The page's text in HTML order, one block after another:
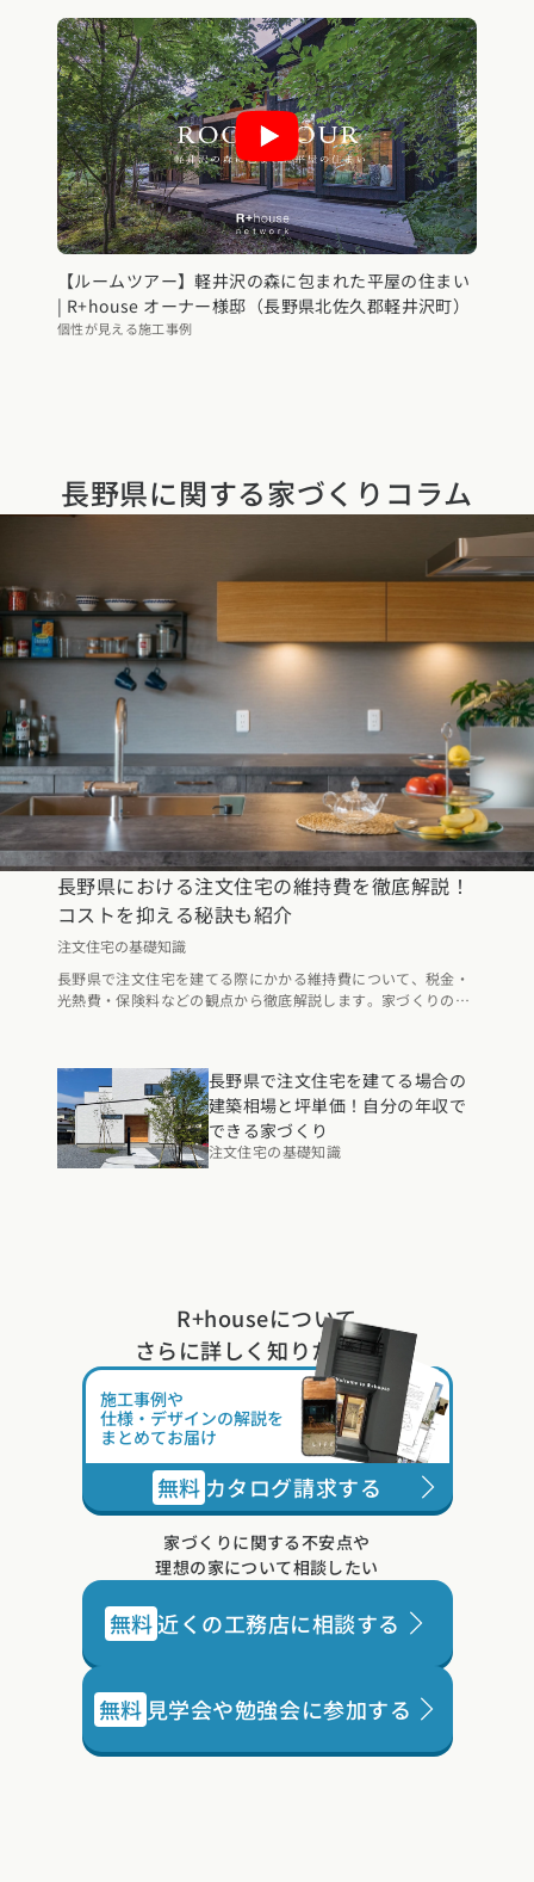
【ルームツアー】軽井沢の森に包まれた平屋の住まい
| R+house オーナー様邸（長野県北佐久郡軽井沢町）
個性が見える施工事例
長野県に関する家づくりコラム
長野県における注文住宅の維持費を徹底解説！
コストを抑える秘訣も紹介
注文住宅の基礎知識
長野県で注文住宅を建てる際にかかる維持費について、税金・
光熱費・保険料などの観点から徹底解説します。家づくりの段
長野県で注文住宅を建てる場合の
建築相場と坪単価！自分の年収で
できる家づくり
注文住宅の基礎知識
R+houseについて
さらに詳しく知りたい方は
施工事例や
仕様・デザインの解説を
まとめてお届け
無料 カタログ請求する
家づくりに関する不安点や
理想の家について相談したい
無料近くの工務店に相談する
無料 見学会や勉強会に参加する